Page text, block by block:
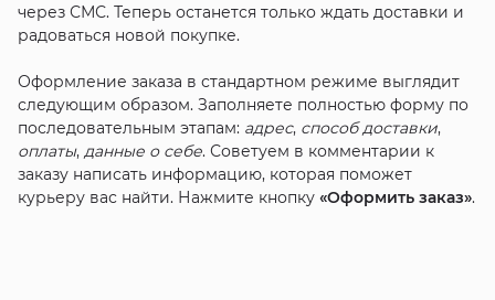
через СМС. Теперь останется только ждать доставки и
радоваться новой покупке.
Оформление заказа в стандартном режиме выглядит
следующим образом. Заполняете полностью форму по
последовательным этапам: адрес, способ доставки,
оплаты, данные о себе. Советуем в комментарии к
заказу написать информацию, которая поможет
курьеру вас найти. Нажмите кнопку «Оформить заказ».